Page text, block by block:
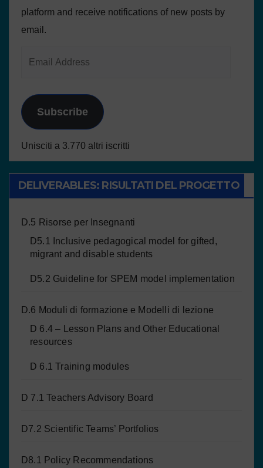
platform and receive notifications of new posts by
email.
Subscribe
Unisciti a 3.770 altri iscritti
DELIVERABLES: RISULTATI DEL PROGETTO
D.5 Risorse per Insegnanti
D5.1 Inclusive pedagogical model for gifted,
migrant and disable students
D5.2 Guideline for SPEM model implementation
D.6 Moduli di formazione e Modelli di lezione
D 6.4 – Lesson Plans and Other Educational
resources
D 6.1 Training modules
D 7.1 Teachers Advisory Board
D7.2 Scientific Teams’ Portfolios
D8.1 Policy Recommendations